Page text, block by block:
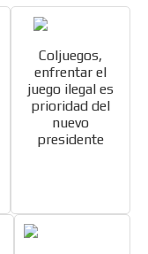
Coljuegos,
enfrentar el
juego ilegal es
prioridad del
nuevo
presidente